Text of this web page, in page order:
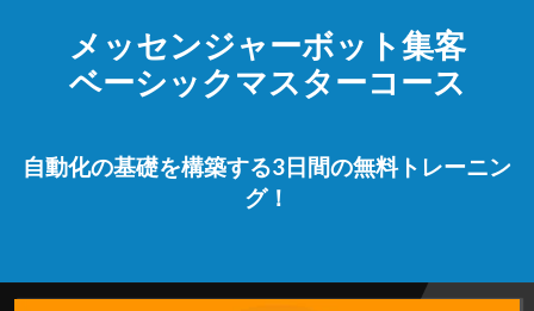
メッセンジャーボット集客
ベーシックマスターコース
自動化の基礎を構築する3日間の無料トレーニン
グ！